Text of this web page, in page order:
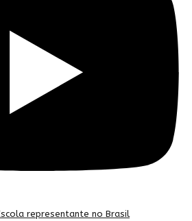
representante no Brasil